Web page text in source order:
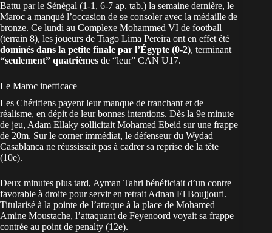
Battu par le Sénégal (1-1, 6-7 ap. tab.) la semaine dernière, le
Maroc a manqué l’occasion de se consoler avec la médaille de
bronze. Ce lundi au Complexe Mohammed VI de football
(terrain 8), les joueurs de Tiago Lima Pereira ont en effet été
dominés dans la petite finale par l’Égypte (0-2), terminant
“seulement” quatrièmes de “leur” CAN U17.
Le Maroc inefficace
Les Chérifiens payent leur manque de tranchant et de
réalisme, en dépit de leur bonnes intentions. Dès la 9e minute
de jeu, Adam Ellaky sollicitait Mohamed Ebeid sur une frappe
de 20m. Sur le corner immédiat, le défenseur du Wydad
Casablanca ne réussissait pas à cadrer sa reprise de la tête
(10e).
Deux minutes plus tard, Ayman Tahri bénéficiait d’un contre
favorable à droite pour servir en retrait Adnan El Boujjoufi.
Titularisé à la pointe de l’attaque à la place de Mohamed
Amine Moustache, l’attaquant de Feyenoord voyait sa frappe
contrée au point de penalty (12e).